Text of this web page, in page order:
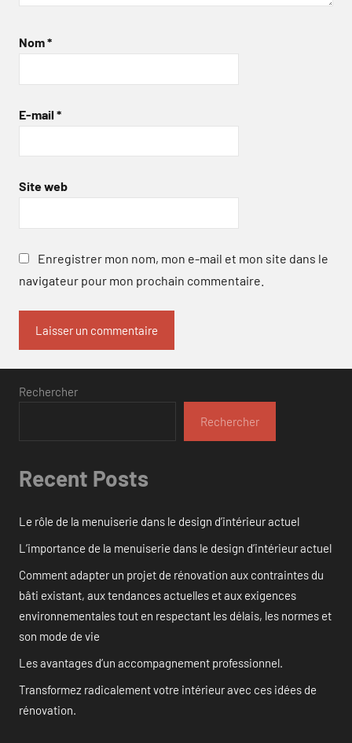
Nom*
E-mail *
Site web
Enregistrer mon nom, mon e-mail et mon site dans le
navigateur pour mon prochain commentaire.
Rechercher
Rechercher
Recent Posts
Le rôle de la menuiserie dans le design d’intérieur actuel
L’importance de la menuiserie dans le design d’intérieur actuel
Comment adapter un projet de rénovation aux contraintes du
bâti existant, aux tendances actuelles et aux exigences
environnementales tout en respectant les délais, les normes et
son mode de vie
Les avantages d’un accompagnement professionnel.
Transformez radicalement votre intérieur avec ces idées de
rénovation.